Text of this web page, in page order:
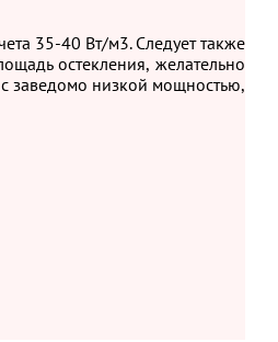
35-40 Вт/м3. Следует также
остекления, желательно
с заведомо низкой мощностью,